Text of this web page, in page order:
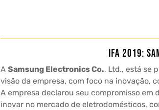
IFA 2019:
A Samsung Electronics Co., Ltd., está se
visão da empresa, com foco na inovação,
A empresa declarou seu compromisso em
inovar no mercado de eletrodomésticos,